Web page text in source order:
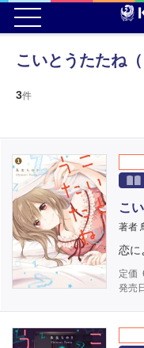
こいとうたたね
3件
こ
著者
恋に
定価
発売